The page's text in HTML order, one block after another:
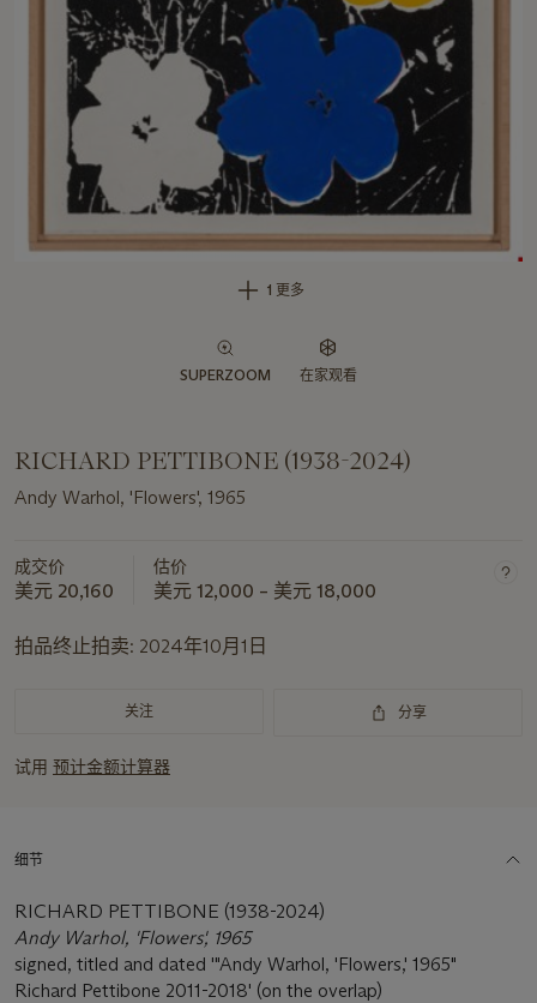
1 更多
SUPERZOOM 在家观看
RICHARD PETTIBONE (1938-2024)
Andy Warhol, 'Flowers', 1965
成交价
美元 20,160
估价
美元 12,000 – 美元 18,000
拍品终止拍卖: 2024年10月1日
关注 分享
试用 预计金额计算器
细节
RICHARD PETTIBONE (1938-2024)
Andy Warhol, 'Flowers', 1965
signed, titled and dated '"Andy Warhol, 'Flowers,' 1965"
Richard Pettibone 2011-2018' (on the overlap)